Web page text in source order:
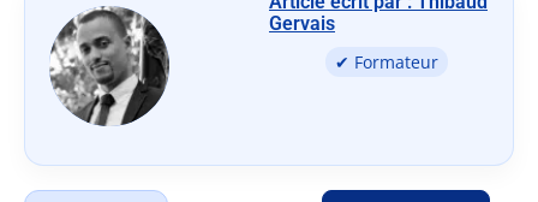
Gervais
✔ Formateur